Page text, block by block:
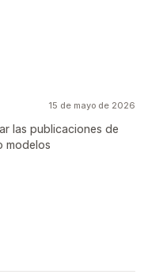
15 de mayo de 2026
las publicaciones de
modelos